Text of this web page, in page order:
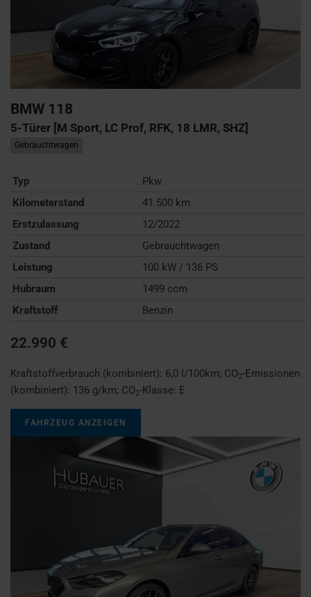
BMW 118
5-Türer [M Sport, LC Prof, RFK, 18 LMR, SHZ]
Gebrauchtwagen
Typ
Pkw
Kilometerstand
41.500 km
Erstzulassung
12/2022
Zustand
Gebrauchtwagen
Leistung
100 kW / 136 PS
Hubraum
1499 ccm
Kraftstoff
Benzin
22.990 €
Kraftstoffverbrauch (kombiniert): 6,0 l/100km; CO2-Emissionen
(kombiniert): 136 g/km; CO2-Klasse: E
FAHRZEUG ANZEIGEN